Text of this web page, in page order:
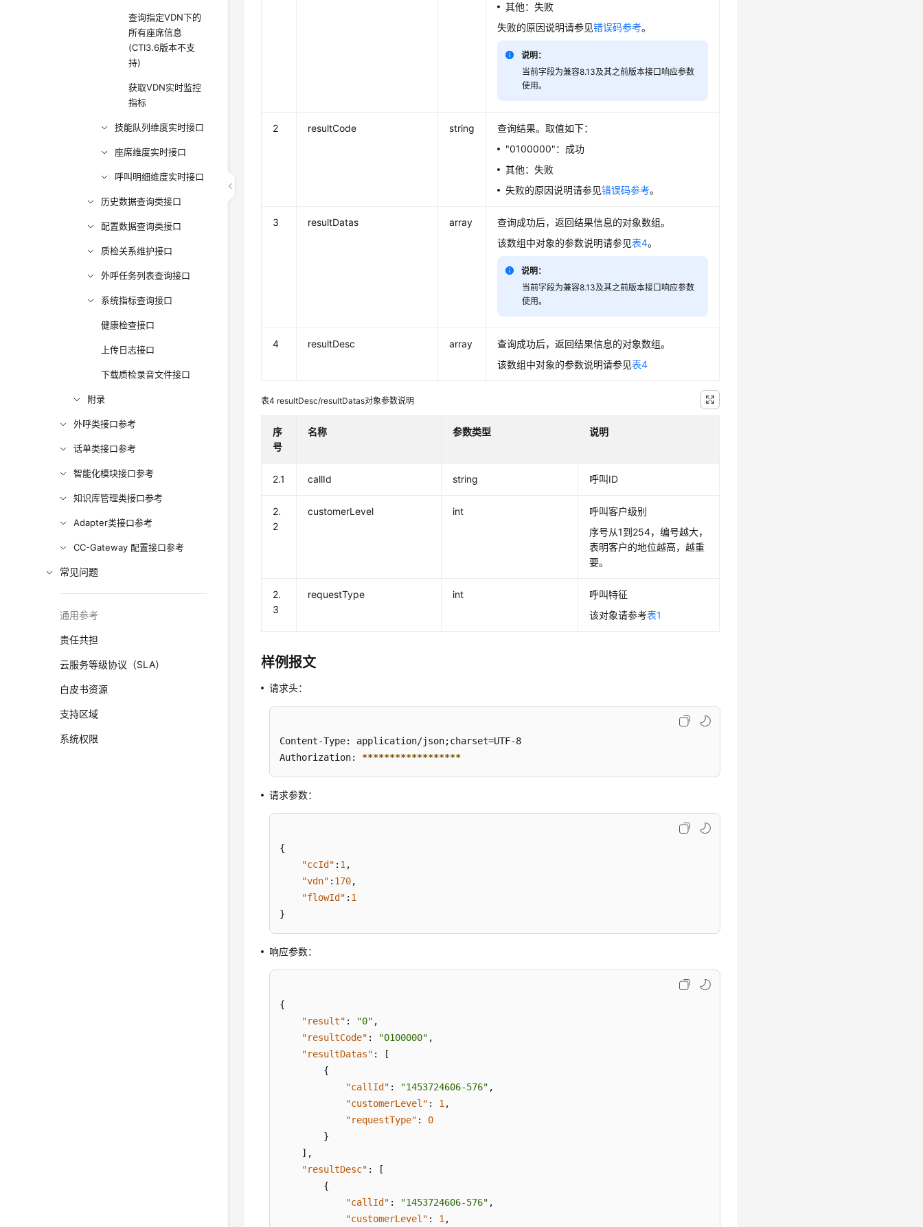
查询指定VDN下的
所有座席信息
(CTI3.6版本不支
持)
获取VDN实时监控
指标
技能队列维度实时接口
座席维度实时接口
呼叫明细维度实时接口
历史数据查询类接口
配置数据查询类接口
质检关系维护接口
外呼任务列表查询接口
系统指标查询接口
健康检查接口
上传日志接口
下载质检录音文件接口
附录
外呼类接口参考
话单类接口参考
智能化模块接口参考
知识库管理类接口参考
Adapter类接口参考
CC-Gateway 配置接口参考
常见问题
通用参考
责任共担
云服务等级协议（SLA）
白皮书资源
支持区域
系统权限
其他：失败
失败的原因说明请参见错误码参考。
说明：
当前字段为兼容8.13及其之前版本接口响应参数
使用。
2 resultCode string
查询结果。取值如下：
"0100000"：成功
其他：失败
失败的原因说明请参见错误码参考。
3 resultDatas array
查询成功后，返回结果信息的对象数组。
该数组中对象的参数说明请参见表4。
说明：
当前字段为兼容8.13及其之前版本接口响应参数
使用。
4 resultDesc array
查询成功后，返回结果信息的对象数组。
该数组中对象的参数说明请参见表4
表4 resultDesc/resultDatas对象参数说明
序
号
名称 参数类型 说明
2.1 callId string 呼叫ID
2.
2
customerLevel int
呼叫客户级别
序号从1到254，编号越大，
表明客户的地位越高，越重
要。
2.
3
requestType int
呼叫特征
该对象请参考表1
样例报文
请求头：
Content-Type: application/json;charset=UTF-8
Authorization: ******************
请求参数：
{
"ccId" : 1 ,
"vdn" : 170,
"flowId" : 1
}
响应参数：
{
"result" : "0" ,
"resultCode" : "0100000" ,
"resultDatas" :
[
{
"callId" : "1453724606-576" ,
"customerLevel" : 1 ,
"requestType" :
0
}
] ,
"resultDesc" :
[
{
"callId" : "1453724606-576" ,
"customerLevel" : 1 ,